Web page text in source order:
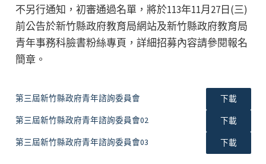
不另行通知，初審通過名單，將於113年11月27日(三)
前公告於新竹縣政府教育局網站及新竹縣政府教育局
青年事務科臉書粉絲專頁，詳細招募內容請參閱報名
簡章。
第三屆新竹縣政府青年諮詢委員會 下載
第三屆新竹縣政府青年諮詢委員會02 下載
第三屆新竹縣政府青年諮詢委員會03 下載